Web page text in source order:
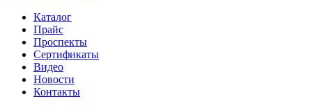
Каталог
Прайс
Проспекты
Сертификаты
Видео
Новости
Контакты